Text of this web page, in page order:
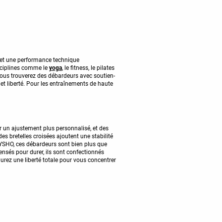
une performance technique
comme le yoga, le fitness, le pilates
trouverez des débardeurs avec soutien-
liberté. Pour les entraînements de haute
ajustement plus personnalisé, et des
bretelles croisées ajoutent une stabilité
ces débardeurs sont bien plus que
pour durer, ils sont confectionnés
une liberté totale pour vous concentrer